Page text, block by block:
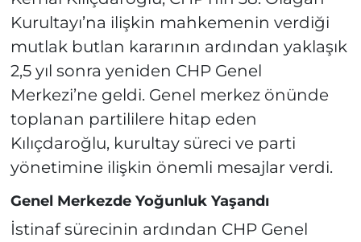
Kurultayı’na ilişkin mahkemenin verdiği
mutlak butlan kararının ardından yaklaşık
2,5 yıl sonra yeniden CHP Genel
Merkezi’ne geldi. Genel merkez önünde
toplanan partililere hitap eden
Kılıçdaroğlu, kurultay süreci ve parti
yönetimine ilişkin önemli mesajlar verdi.
Genel Merkezde Yoğunluk Yaşandı
İstinaf sürecinin ardından CHP Genel